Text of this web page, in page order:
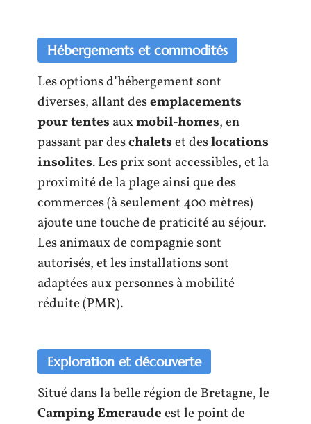
Hébergements et commodités
Les options d’hébergement sont
diverses, allant desemplacements
pour tentes auxmobil-homes, en
passant par deschaletset deslocations
insolites. Les prix sont accessibles, et la
proximité de la plage ainsi que des
commerces (à seulement 400 mètres)
ajoute une touche de praticité au séjour.
Les animaux de compagnie sont
autorisés, et les installations sont
adaptées aux personnes à mobilité
réduite (PMR).
Exploration et découverte
Situé dans la belle région de Bretagne, le
Camping Emeraudeest le point de